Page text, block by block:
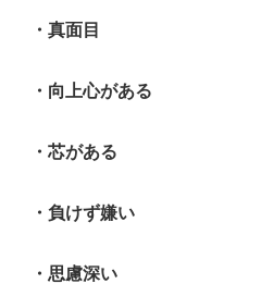
・真面目
・向上心がある
・芯がある
・負けず嫌い
・思慮深い